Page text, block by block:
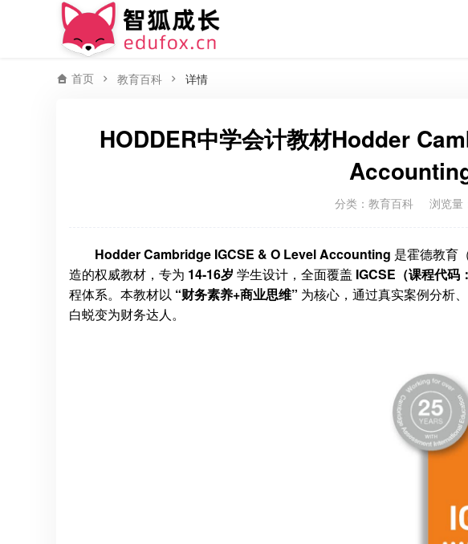
首页 教育百科 详情
HODDER中学会计教材Hodder
分类： 教育百科 浏览量
Hodder Cambridge IGCSE & O Level Accounting 是霍德教育
造的权威教材，专为 14-16岁 学生设计，全面覆盖 IGCSE（课程代码
程体系。本教材以 “财务素养+商业思维” 为核心，通过真实案例分析
白蜕变为财务达人。